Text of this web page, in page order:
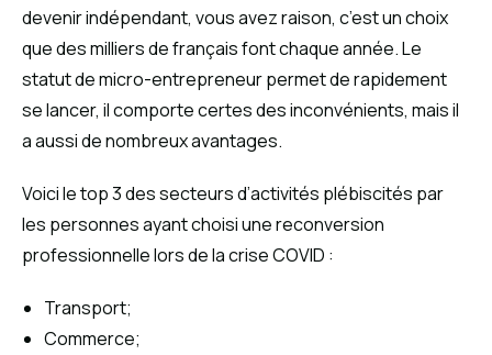
devenir indépendant, vous avez raison, c’est un choix
que des milliers de français font chaque année. Le
statut de micro-entrepreneur permet de rapidement
se lancer, il comporte certes des inconvénients, mais il
a aussi de nombreux avantages.
Voici le top 3 des secteurs d’activités plébiscités par
les personnes ayant choisi une reconversion
professionnelle lors de la crise COVID :
Transport;
Commerce;